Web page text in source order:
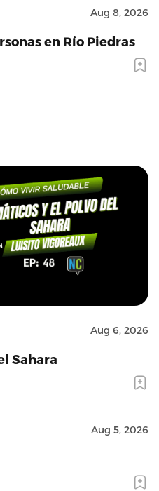
Aug 8, 2026
en Río Piedras
Aug 6, 2026
Sahara
Aug 5, 2026